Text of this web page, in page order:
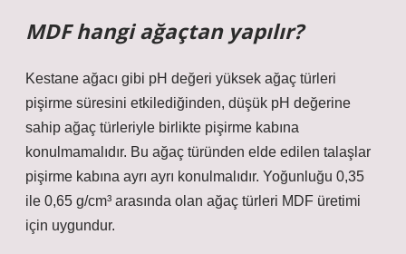
MDF hangi ağaçtan yapılır?
Kestane ağacı gibi pH değeri yüksek ağaç türleri
pişirme süresini etkilediğinden, düşük pH değerine
sahip ağaç türleriyle birlikte pişirme kabına
konulmamalıdır. Bu ağaç türünden elde edilen talaşlar
pişirme kabına ayrı ayrı konulmalıdır. Yoğunluğu 0,35
ile 0,65 g/cm³ arasında olan ağaç türleri MDF üretimi
için uygundur.